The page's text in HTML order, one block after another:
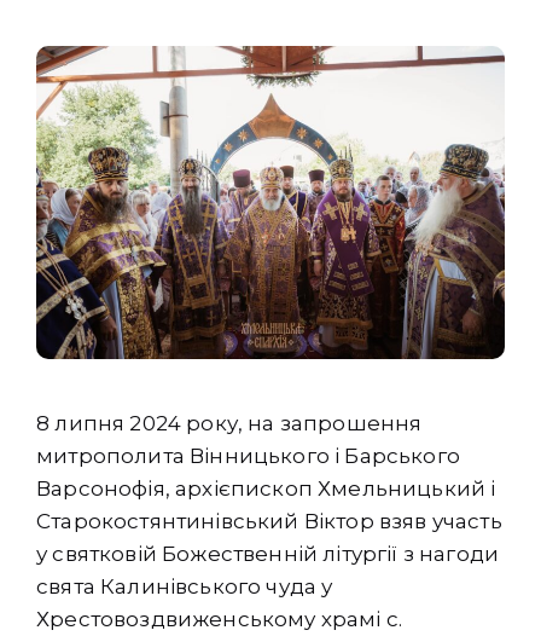
8 липня 2024 року, на запрошення
митрополита Вінницького і Барського
Варсонофія, архієпископ Хмельницький і
Старокостянтинівський Віктор взяв участь
у святковій Божественній літургії з нагоди
свята Калинівського чуда у
Хрестовоздвиженському храмі с.